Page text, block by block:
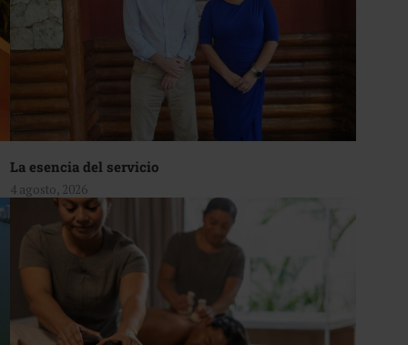
La esencia del servicio
4 agosto, 2026